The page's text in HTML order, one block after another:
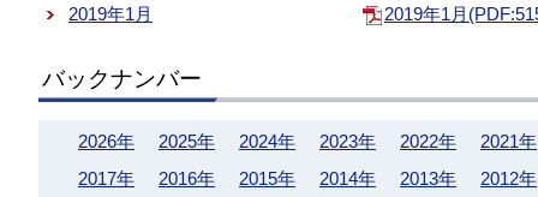
2019年1月 2019年1月
バックナンバー
2026年 2025年 2024年 2023年 2022年
2021年
2017年
2016年 2015年 2014年 2013年
2012年